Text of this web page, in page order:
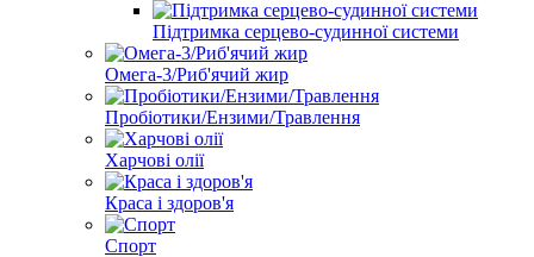
Підтримка серцево-судинної системи
Омега-3/Риб'ячий жир
Пробіотики/Ензими/Травлення
Харчові олії
Краса і здоров'я
Спорт